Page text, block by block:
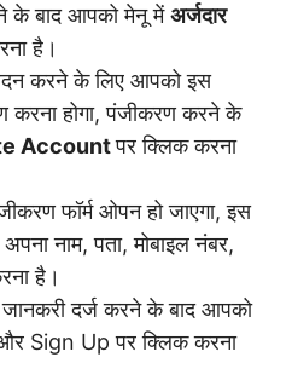
के बाद आपको मेनू मेंअर्जदार
है।
करने के लिए आपको इस
करना होगा, पंजीकरण करने के
Accountपर क्लिक करना
फॉर्म ओपन हो जाएगा, इस
नाम, पता, मोबाइल नंबर,
है।
जानकरी दर्ज करने के बाद आपको
और Sign Up पर क्लिक करना